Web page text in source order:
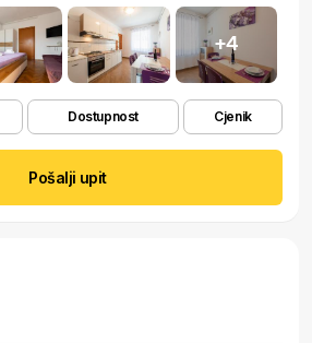
+4
Dostupnost Cjenik
Pošalji upit